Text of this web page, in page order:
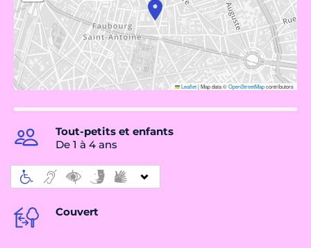
Leaflet|Map data ©OpenStreetMapcontributors
Tout-petits et enfants
De 1 à 4 ans
Couvert